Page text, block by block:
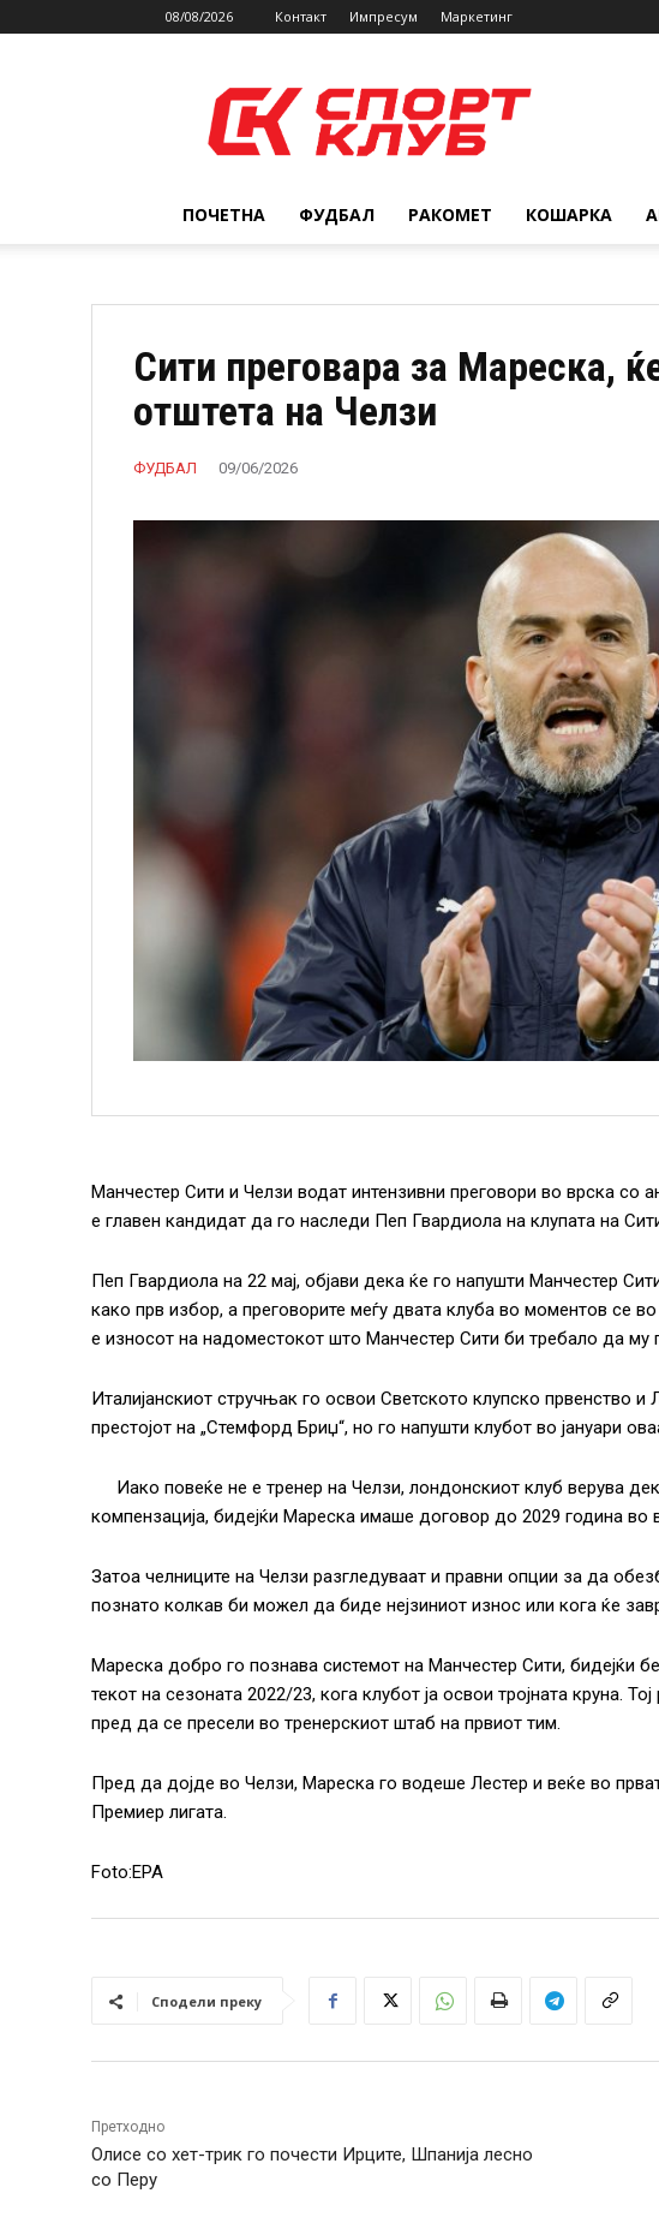
08/08/2026 Контакт Импресум Маркетинг
ПОЧЕТНА ФУДБАЛ РАКОМЕТ КОШАРКА
Сити преговара за Мареска,
отштета на Челзи
ФУДБАЛ 09/06/2026
Манчестер Сити и Челзи водат интензивни преговори во врска со
е главен кандидат да го наследи Пеп Гвардиола на клупата на
Пеп Гвардиола на 22 мај, објави дека ќе го напушти Манчестер
како прв избор, а преговорите меѓу двата клуба во моментов се
е износот на надоместокот што Манчестер Сити би требало да му
Италијанскиот стручњак го освои Светското клупско првенство
престојот на „Стемфорд Бриџ“, но го напушти клубот во јануари
Иако повеќе не е тренер на Челзи, лондонскиот клуб верува
компензација, бидејќи Мареска имаше договор до 2029 година во
Затоа челниците на Челзи разгледуваат и правни опции за да
познато колкав би можел да биде нејзиниот износ или кога ќе
Мареска добро го познава системот на Манчестер Сити, бидејќи
текот на сезоната 2022/23, кога клубот ја освои тројната круна.
пред да се пресели во тренерскиот штаб на првиот тим.
Пред да дојде во Челзи, Мареска го водеше Лестер и веќе во
Премиер лигата.
Foto:EPA
Сподели преку
Претходно
Олисе со хет-трик го почести Ирците, Шпанија лесно
со Перу